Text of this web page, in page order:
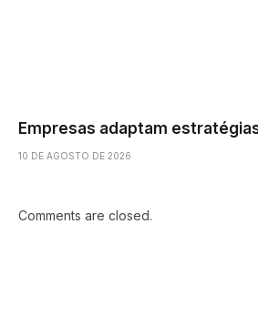
Empresas adaptam
10 DE AGOSTO DE 2026
Comments are closed.